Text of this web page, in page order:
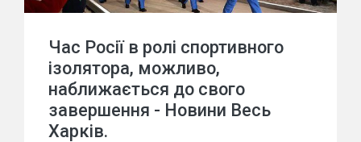
Час Росії в ролі спортивного
ізолятора, можливо,
наближається до свого
завершення - Новини Весь
Харків.